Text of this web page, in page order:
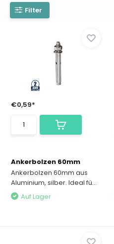
Filter
€0,59*
Ankerbolzen 60mm
Ankerbolzen 60mm aus
Aluminium, silber. Ideal fü...
Auf Lager